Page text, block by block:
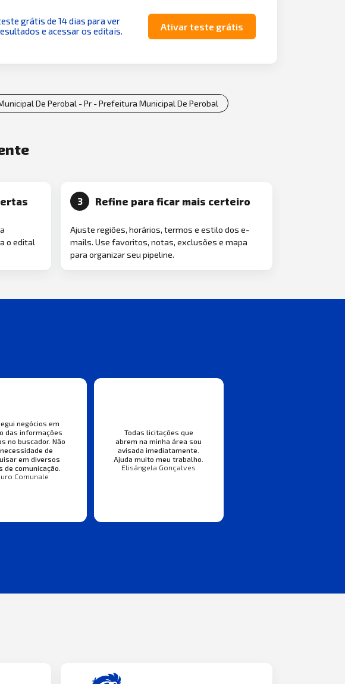
grátis de 14 dias para ver
e acessar os editais.
Ativar teste grátis
De Perobal - Pr - Prefeitura Municipal De Perobal
o edital
3 Refine para ficar mais certeiro
Ajuste regiões, horários, termos e estilo dos e-
mails. Use favoritos, notas, exclusões e mapa
para organizar seu pipeline.
negócios em
das informações
no buscador. Não
de
em diversos
de comunicação.
Comunale
Todas licitações que
abrem na minha área sou
avisada imediatamente.
Ajuda muito meu trabalho.
Elisângela Gonçalves